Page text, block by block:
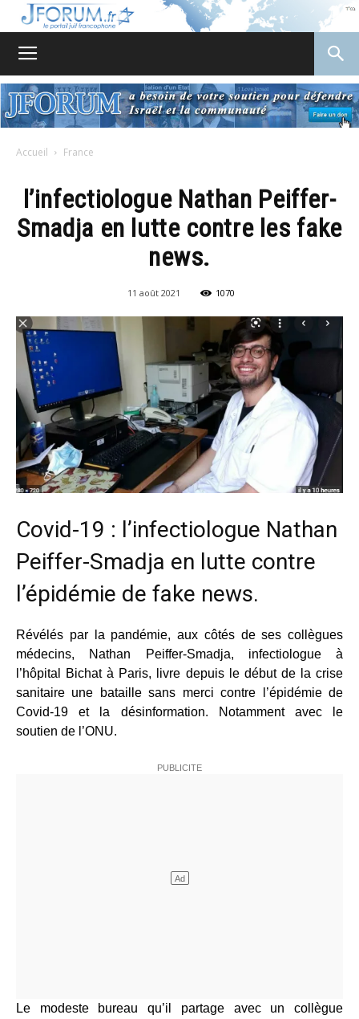
Accueil France
l’infectiologue Nathan Peiffer-
Smadja en lutte contre les fake
news.
11 août 2021 1070
Covid-19 : l’infectiologue Nathan
Peiffer-Smadja en lutte contre
l’épidémie de fake news.
Révélés par la pandémie, aux côtés de ses collègues
médecins, Nathan Peiffer-Smadja, infectiologue à
l’hôpital Bichat à Paris, livre depuis le début de la crise
sanitaire une bataille sans merci contre l’épidémie de
Covid-19 et la désinformation. Notamment avec le
soutien de l’ONU.
Le modeste bureau qu’il partage avec un collègue